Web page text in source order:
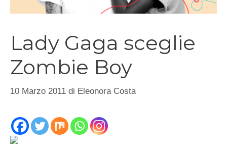
Lady Gaga sceglie
Zombie Boy
10 Marzo 2011 di Eleonora Costa